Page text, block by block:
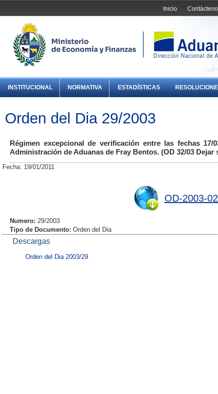
Inicio
INSTITUCIONAL NORMATIVA ESTADÍSTICAS
Orden del Dia 29/2003
Régimen excepcional de verificación entre las fechas
Administración de Aduanas de Fray Bentos. (OD 32/03
Fecha: 19/01/2011
OD-2003-
Numero: 29/2003
Tipo de Documento: Orden del Dia
Descargas
Orden del Dia 2003/29